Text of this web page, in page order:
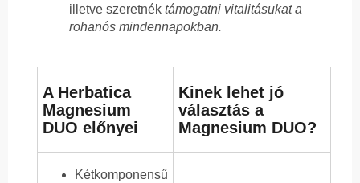
illetve szeretnék támogatni vitalitásukat a
rohanós mindennapokban.
A Herbatica
Magnesium
DUO előnyei
Kinek lehet jó
választás a
Magnesium DUO?
Kétkomponensű